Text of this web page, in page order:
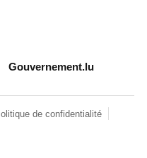
Gouvernement.lu
de confidentialité